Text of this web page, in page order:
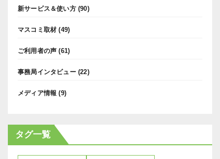
新サービス＆使い方(90)
マスコミ取材 (49)
ご利用者の声 (61)
事務局インタビュー(22)
メディア情報 (9)
タグ一覧